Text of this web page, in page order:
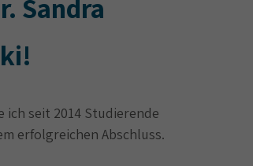
Sandra
seit 2014 Studierende
erfolgreichen Abschluss.